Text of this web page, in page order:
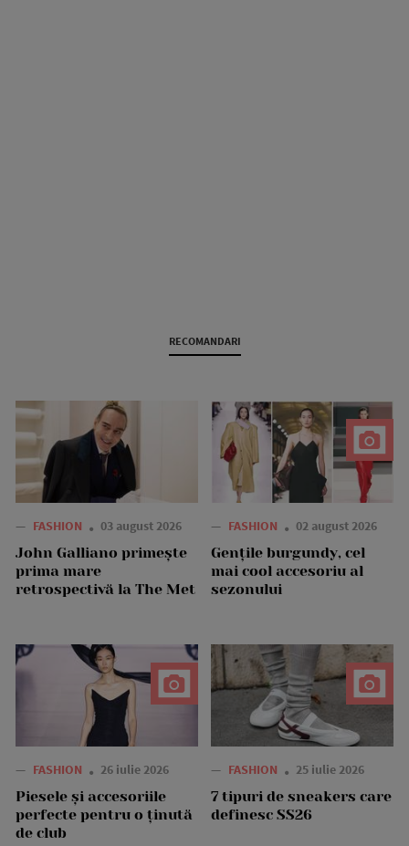
RECOMANDARI
— FASHION 03 august 2026
John Galliano primește
prima mare
retrospectivă la The Met
— FASHION 02 august 2026
Gențile burgundy, cel
mai cool accesoriu al
sezonului
— FASHION 26 iulie 2026
Piesele și accesoriile
perfecte pentru o ținută
de club
— FASHION 25 iulie 2026
7 tipuri de sneakers care
definesc SS26